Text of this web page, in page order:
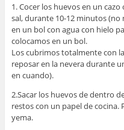
1. Cocer los huevos en un
sal, durante 10-12 minutos (no
en un bol con agua con hielo
colocamos en un bol.
Los cubrimos totalmente con
reposar en la nevera durante
en cuando).
2.Sacar los huevos de dentro
restos con un papel de
yema.